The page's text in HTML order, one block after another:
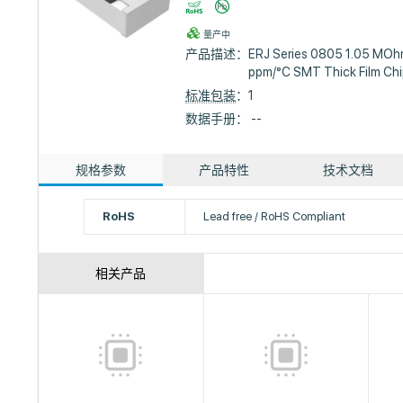
量产中
产品描述：
ERJ Series 0805 1.05
ppm/°C SMT Thick Film
标准包装：1
数据手册： --
规格参数 产品特性 技术文档
RoHS Lead free / RoHS Compliant
相关产品